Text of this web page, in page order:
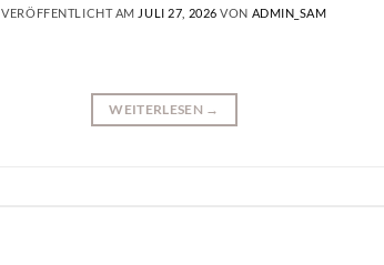
VERÖFFENTLICHT AM JULI 27, 2026 VON ADMIN_SAM
WEITERLESEN →